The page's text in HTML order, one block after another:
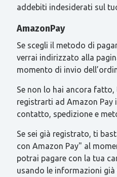
addebiti indesiderati sul
AmazonPay
Se scegli il metodo di
verrai indirizzato alla
momento di invio
Se non lo hai ancora
registrarti ad Amazon Pay
contatto, spedizione e
Se sei già registrato, ti
con Amazon Pay" al
potrai pagare con la tua
usando le informazioni